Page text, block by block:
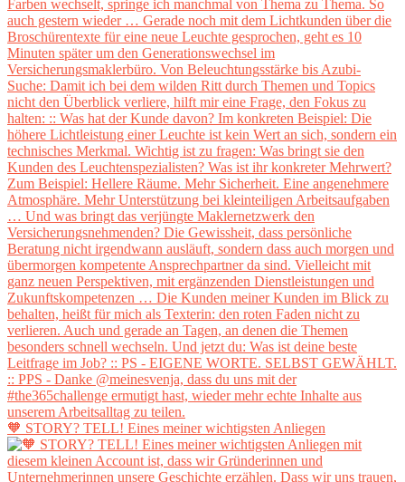
🧡 STORY? TELL! Eines meiner wichtigsten Anliegen